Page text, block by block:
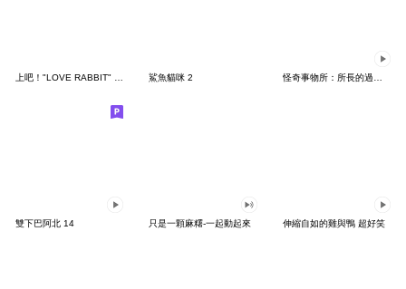
鯊魚貓咪 2
雙下巴阿北 14 只是一顆麻糬-一起動起來 伸縮自如的雞與鴨 超好笑